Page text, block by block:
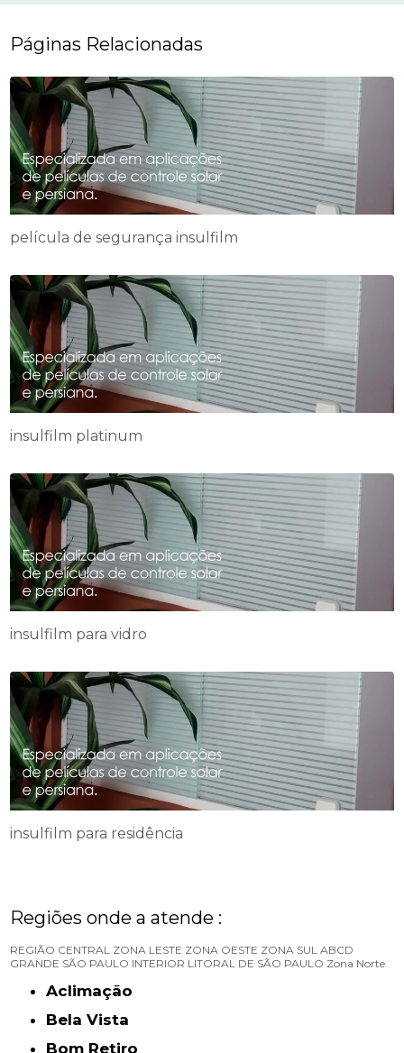
Páginas Relacionadas
película de segurança insulfilm
insulfilm platinum
insulfilm para vidro
insulfilm para residência
Regiões onde a atende :
REGIÃO CENTRAL ZONA LESTE ZONA OESTE ZONA SUL ABCD
GRANDE SÃO PAULO INTERIOR LITORAL DE SÃO PAULO Zona Norte
Aclimação
Bela Vista
Bom Retiro